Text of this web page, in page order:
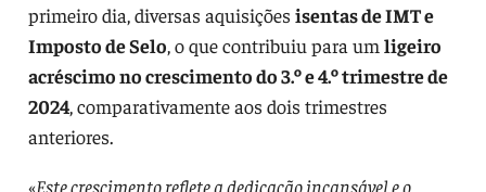
primeiro dia, diversas aquisições isentas de IMT e
Imposto de Selo, o que contribuiu para um ligeiro
acréscimo no crescimento do 3.º e 4.º trimestre de
2024, comparativamente aos dois trimestres
anteriores.
«Este crescimento reflete a dedicação incansável e o